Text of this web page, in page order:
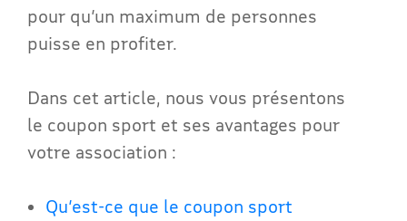
pour qu’un maximum de personnes
puisse en profiter.
Dans cet article, nous vous présentons
le coupon sport et ses avantages pour
votre association :
Qu’est-ce que le coupon sport